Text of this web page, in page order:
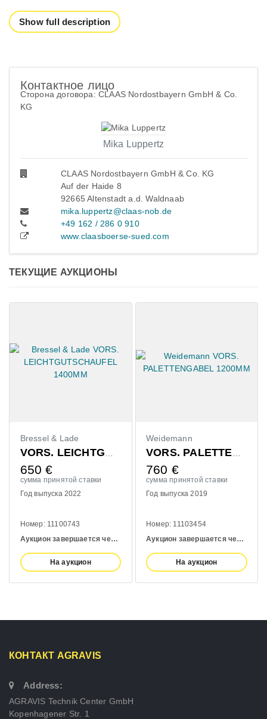
Show full description
Контактное лицо
Сторона договора: CLAAS Nordostbayern GmbH & Co.
KG
Mika Luppertz
CLAAS Nordostbayern GmbH & Co. KG
Auf der Haide 8
92665 Altenstadt a.d. Waldnaab
mika.luppertz@claas-nob.de
+49 162 / 286 0 910
www.claasboerse-sued.com
ТЕКУЩИЕ АУКЦИОНЫ
Bressel & Lade
VORS. LEICHTGUTSCHAUFEL 1400MM
650 €
сумма принятой ставки
Год выпуска 2022
Номер: 11100743
Аукцион завершается через:
4 days
На аукцион
Weidemann
VORS. PALETTENGABEL 1200MM
760 €
сумма принятой ставки
Год выпуска 2019
Номер: 11103454
Аукцион завершается через:
На аукцион
КОНТАКТ AGRAVIS
Address:
AGRAVIS Technik Center GmbH
Kopenhagener Str. 1